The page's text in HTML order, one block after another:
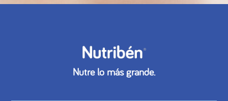
Nutre lo más grande.